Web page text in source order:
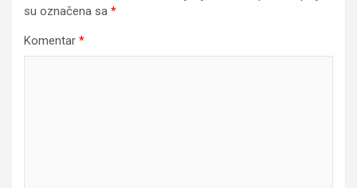
su označena sa *
Komentar *